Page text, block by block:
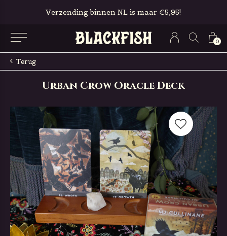
0
Verzending binnen NL is maar €5,95!
Terug
Urban Crow Oracle Deck